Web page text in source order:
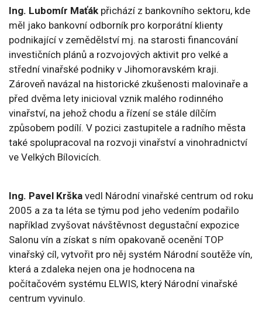
Ing. Lubomír Maťák přichází z bankovního sektoru, kde
měl jako bankovní odborník pro korporátní klienty
podnikající v zemědělství mj. na starosti financování
investičních plánů a rozvojových aktivit pro velké a
střední vinařské podniky v Jihomoravském kraji.
Zároveň navázal na historické zkušenosti malovinaře a
před dvěma lety inicioval vznik malého rodinného
vinařství, na jehož chodu a řízení se stále dílčím
způsobem podílí. V pozici zastupitele a radního města
také spolupracoval na rozvoji vinařství a vinohradnictví
ve Velkých Bílovicích.
Ing. Pavel Krška vedl Národní vinařské centrum od roku
2005 a za ta léta se týmu pod jeho vedením podařilo
například zvyšovat návštěvnost degustační expozice
Salonu vín a získat s ním opakovaně ocenění TOP
vinařský cíl, vytvořit pro něj systém Národní soutěže vín,
která a zdaleka nejen ona je hodnocena na
počítačovém systému ELWIS, který Národní vinařské
centrum vyvinulo.